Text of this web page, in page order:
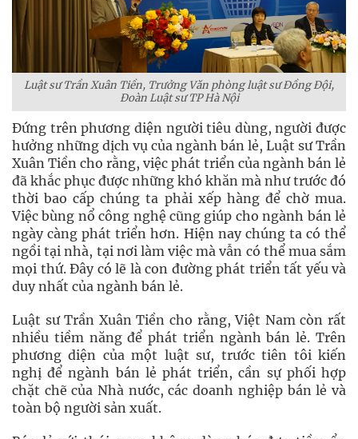
Luật sư Trần Xuân Tiền, Trưởng Văn phòng luật sư Đồng Đội,
Đoàn Luật sư TP Hà Nội
Đứng trên phương diện người tiêu dùng, người được
hưởng những dịch vụ của ngành bán lẻ, Luật sư Trần
Xuân Tiền cho rằng, việc phát triển của ngành bán lẻ
đã khắc phục được những khó khăn mà như trước đó
thời bao cấp chúng ta phải xếp hàng để chờ mua.
Việc bùng nổ công nghệ cũng giúp cho ngành bán lẻ
ngày càng phát triển hơn. Hiện nay chúng ta có thể
ngồi tại nhà, tại nơi làm việc mà vẫn có thể mua sắm
mọi thứ. Đây có lẽ là con đường phát triển tất yếu và
duy nhất của ngành bán lẻ.
Luật sư Trần Xuân Tiền cho rằng, Việt Nam còn rất
nhiều tiềm năng để phát triển ngành bán lẻ. Trên
phương diện của một luật sư, trước tiên tôi kiến
nghị để ngành bán lẻ phát triển, cần sự phối hợp
chặt chẽ của Nhà nước, các doanh nghiệp bán lẻ và
toàn bộ người sản xuất.